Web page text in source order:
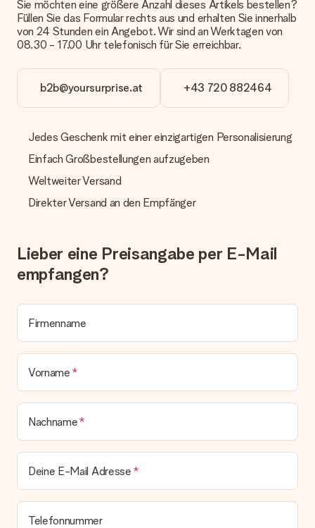
Zahlung
Wie kann ich meine Bestellung bezahlen?
mit normaler Überweisung, Sofortüberweisung, Paypal,
Kreditkarte oder auf Rechnung über Klarna. Bei einer
manuellen Überweisung verlängert sich die Lieferzeit des
Geschenks jedoch um 3 Werktage.
Geschenk empfangen
Was, wenn das Geschenk meine Erwartungen nicht
erfüllt?
Sollte das Geschenk wider Erwarten deine Erwartungen nicht
erfüllen, bitten wir dich, unseren Kundenservice zu
Wird die Rechnung mit der Bestellung mitverschickt?
Alle Lieferungen erfolgen ohne Rechnung und/oder
Lieferschein. Die Rechnung zu deiner Bestellung erhältst du
deinem MySurprise Account einsehen. Du kannst das
Geschenk also direkt beim Empfänger liefern lassen und es
Sie möchten eine größere Anzahl dieses Artikels bestellen?
Füllen Sie das Formular rechts aus und erhalten Sie innerhalb
von 24 Stunden ein Angebot. Wir sind an Werktagen von
08.30 - 17.00 Uhr telefonisch für Sie erreichbar.
b2b@yoursurprise.at +43 720 882464
Jedes Geschenk mit einer einzigartigen Personalisierung
Einfach Großbestellungen aufzugeben
Weltweiter Versand
Direkter Versand an den Empfänger
Lieber eine Preisangabe per E-Mail
empfangen?
Firmenname
Vorname
Nachname
Deine E-Mail Adresse
Telefonnummer